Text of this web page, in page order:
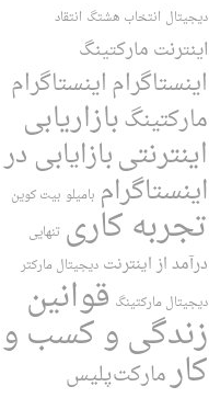
دیجیتال انتخاب هشتگ انتقاد
اینترنت مارکتینگ
اینستاگراماینستاگرام
مارکتینگبازاریابی
اینترنتیبازایابی در
اینستاگرام بامیلو بیت کوین
تجربه کاری تنهایی
درآمد از اینترنت دیجیتال مارکتر
دیجیتال مارکتینگ قوانین
زندگی و کسب و
کارمارکت‌پلیس